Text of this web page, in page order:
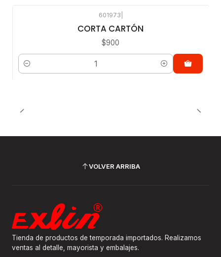
601973
CORTA CARTÓN
$900
Cantidad
VOLVER ARRIBA
Tienda de productos de temporada importados. Realizamos
ventas al detalle, mayorista y embalajes.